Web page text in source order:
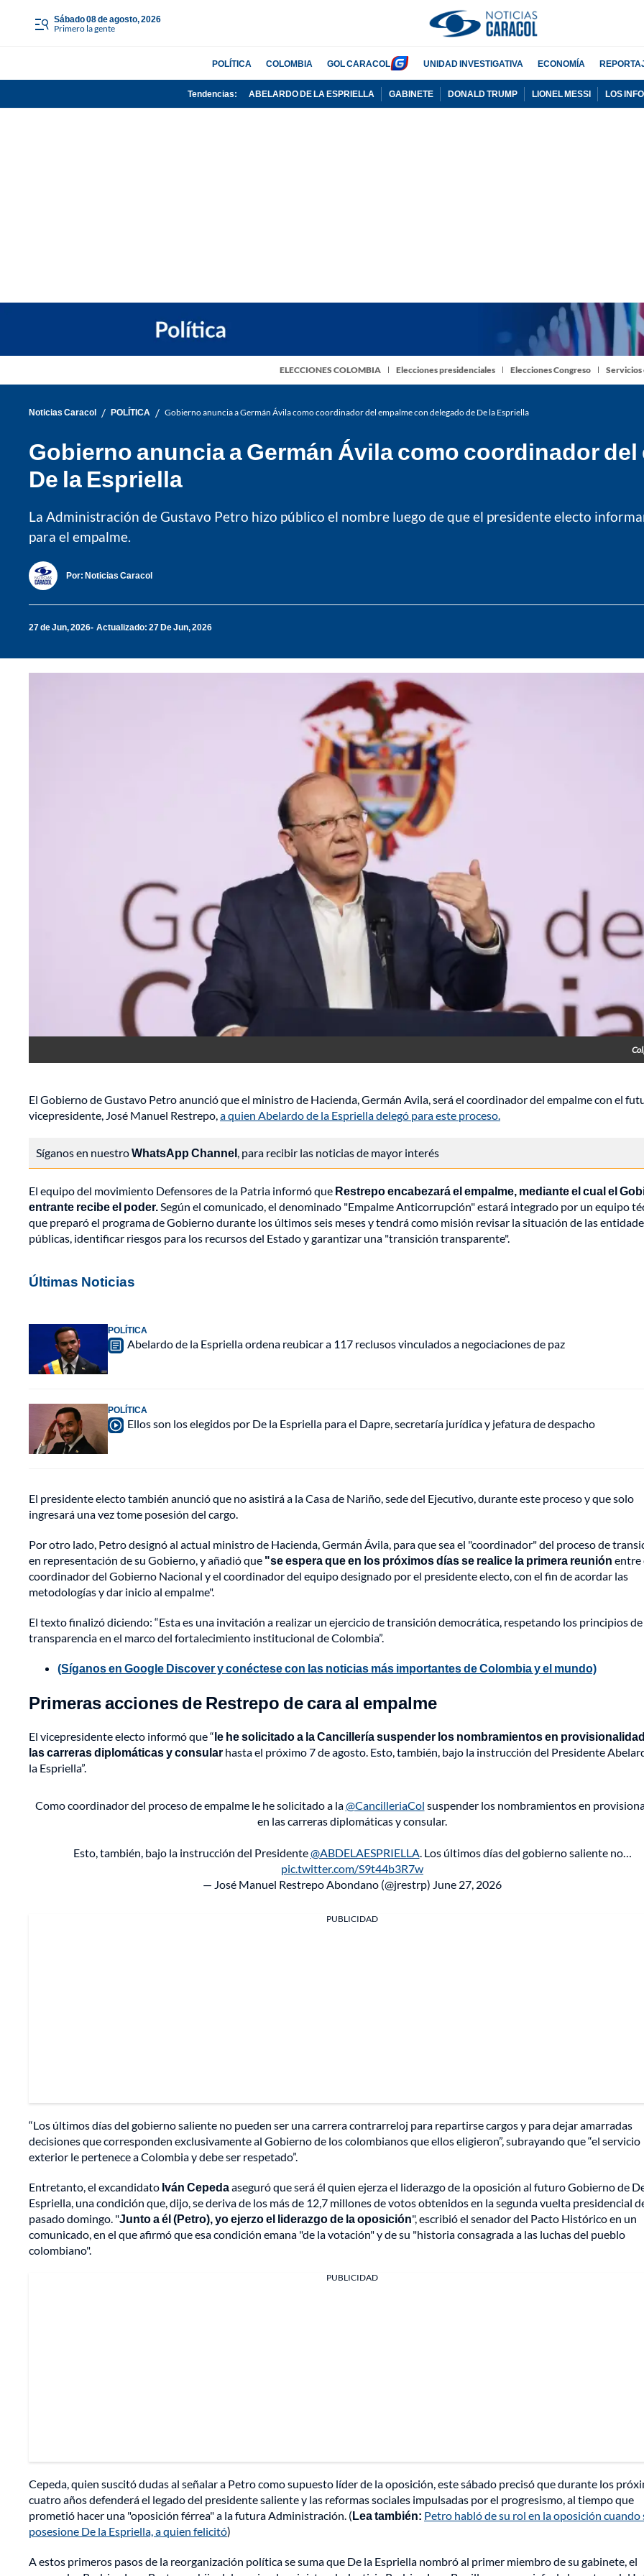
sábado 08 de agosto, 2026
Primero la gente
POLÍTICA COLOMBIA GOL CARACOL UNIDAD INVESTIGATIVA ECONOMÍA
Tendencias: ABELARDO DE LA ESPRIELLA GABINETE DONALD TRUMP LIONEL MESSI LOS
ELECCIONES COLOMBIA Elecciones presidenciales Elecciones Congreso
Noticias Caracol / POLÍTICA / Gobierno anuncia a Germán Ávila como coordinador del empalme con delegado de De la Espriella
Gobierno anuncia a Germán Ávila como coordinador
De la Espriella
La Administración de Gustavo Petro hizo público el nombre luego de que el presidente electo
para el empalme.
Por: Noticias Caracol
27 de Jun, 2026 Actualizado: 27 De Jun, 2026
El Gobierno de Gustavo Petro anunció que el ministro de Hacienda, Germán Avila, será el coordinador del empalme con el
vicepresidente, José Manuel Restrepo,a quien Abelardo de la Espriella delegó para este proceso.
Síganos en nuestroWhatsApp Channel, para recibir las noticias de mayor interés
El equipo del movimiento Defensores de la Patria informó que Restrepo encabezará el empalme, mediante el cual el
entrante recibe el poder.Según el comunicado, el denominado "Empalme Anticorrupción" estará integrado por un equipo
que preparó el programa de Gobierno durante los últimos seis meses y tendrá como misión revisar la situación de las
públicas, identificar riesgos para los recursos del Estado y garantizar una "transición transparente".
Últimas Noticias
POLÍTICA
Abelardo de la Espriella ordena reubicar a 117 reclusos vinculados a negociaciones de paz
POLÍTICA
Ellos son los elegidos por De la Espriella para el Dapre, secretaría jurídica y jefatura de despacho
El presidente electo también anunció que no asistirá a la Casa de Nariño, sede del Ejecutivo, durante este proceso y que solo
ingresará una vez tome posesión del cargo.
Por otro lado, Petro designó al actual ministro de Hacienda, Germán Ávila, para que sea el "coordinador" del proceso de
en representación de su Gobierno, y añadió que "se espera que en los próximos días se realice la primera reunión entre
coordinador del Gobierno Nacional y el coordinador del equipo designado por el presidente electo, con el fin de acordar las
metodologías y dar inicio al empalme".
El texto finalizó diciendo: “Esta es una invitación a realizar un ejercicio de transición democrática, respetando los principios
transparencia en el marco del fortalecimiento institucional de Colombia”.
(Síganos en Google Discover y conéctese con las noticias más importantes de Colombia y el mundo)
Primeras acciones de Restrepo de cara al empalme
El vicepresidente electo informó que “le he solicitado a la Cancillería suspender los nombramientos en
las carreras diplomáticas y consular hasta el próximo 7 de agosto. Esto, también, bajo la instrucción del Presidente
la Espriella”.
Como coordinador del proceso de empalme le he solicitado a la@CancilleriaCol suspender los nombramientos en
en las carreras diplomáticas y consular.
Esto, también, bajo la instrucción del Presidente@ABDELAESPRIELLA. Los últimos días del gobierno saliente no…
pic.twitter.com/S9t44b3R7w
— José Manuel Restrepo Abondano (@jrestrp) June 27, 2026
PUBLICIDAD
“Los últimos días del gobierno saliente no pueden ser una carrera contrarreloj para repartirse cargos y para dejar amarradas
decisiones que corresponden exclusivamente al Gobierno de los colombianos que ellos eligieron”, subrayando que “el servicio
exterior le pertenece a Colombia y debe ser respetado”.
Entretanto, el excandidato Iván Cepedaaseguró que será él quien ejerza el liderazgo de la oposición al futuro Gobierno de
Espriella, una condición que, dijo, se deriva de los más de 12,7 millones de votos obtenidos en la segunda vuelta presidencial
pasado domingo. "Junto a él (Petro), yo ejerzo el liderazgo de la oposición", escribió el senador del Pacto Histórico en un
comunicado, en el que afirmó que esa condición emana "de la votación" y de su "historia consagrada a las luchas del pueblo
colombiano".
PUBLICIDAD
Cepeda, quien suscitó dudas al señalar a Petro como supuesto líder de la oposición, este sábado precisó que durante los
cuatro años defenderá el legado del presidente saliente y las reformas sociales impulsadas por el progresismo, al tiempo que
prometió hacer una "oposición férrea" a la futura Administración. (Lea también: Petro habló de su rol en la oposición cuando
posesione De la Espriella, a quien felicitó)
A estos primeros pasos de la reorganización política se suma que De la Espriella nombró al primer miembro de su gabinete, el